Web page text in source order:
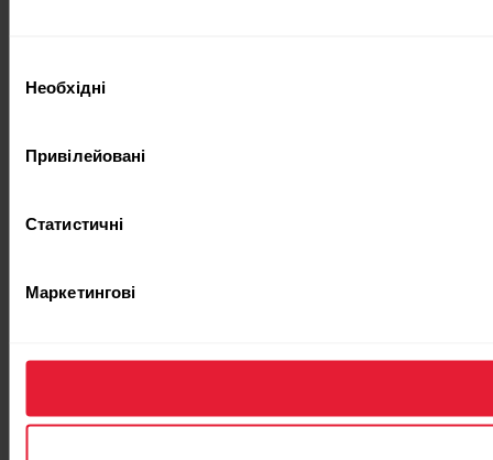
згоди
Необхідні
Привілейовані
Статистичні
Маркетингові